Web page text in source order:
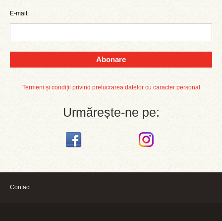
E-mail:
Abonare
Termeni și condiții privind prelucrarea datelor cu caracter personal
Urmărește-ne pe:
Contact